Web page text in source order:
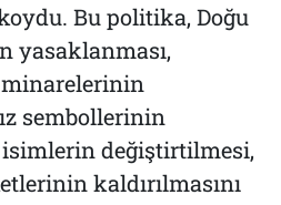
Bu politika, Doğu
yasaklanması,
sembollerinin
isimlerin değiştirtilmesi,
kaldırılmasını